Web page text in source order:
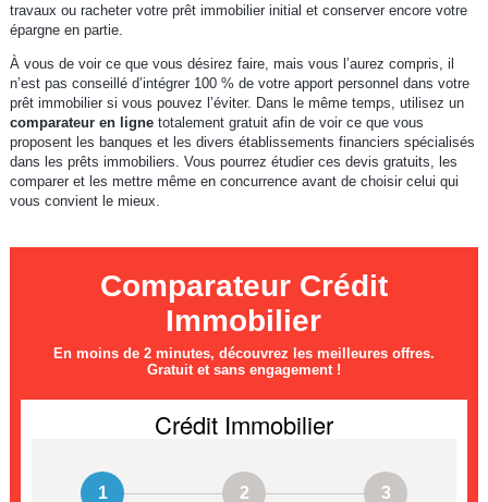
travaux ou racheter votre prêt immobilier initial et conserver encore votre
épargne en partie.
À vous de voir ce que vous désirez faire, mais vous l’aurez compris, il
n’est pas conseillé d’intégrer 100 % de votre apport personnel dans votre
prêt immobilier si vous pouvez l’éviter. Dans le même temps, utilisez un
comparateur en lignetotalement gratuit afin de voir ce que vous
proposent les banques et les divers établissements financiers spécialisés
dans les prêts immobiliers. Vous pourrez étudier ces devis gratuits, les
comparer et les mettre même en concurrence avant de choisir celui qui
vous convient le mieux.
Comparateur Crédit
Immobilier
En moins de 2 minutes, découvrez les meilleures offres.
Gratuit et sans engagement !